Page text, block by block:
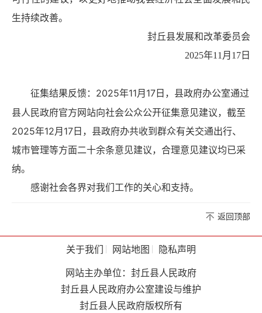
生持续改善。
封丘县发展和改革委员会
2025年11月17日
征集结果反馈： 2025年11月17日，县政府办公室通过
县人民政府官方网站向社会公众公开征集意见建议，截至
2025年12月17日，县政府办共收到群众有关交通出行、
城市管理等方面二十余条意见建议，合理意见建议均已采
纳。
感谢社会各界对我们工作的关心和支持。
返回顶部
关于我们 网站地图
隐私声明
网站主办单位：封丘县人民政府
封丘县人民政府办公室建设与维护
封丘县人民政府版权所有